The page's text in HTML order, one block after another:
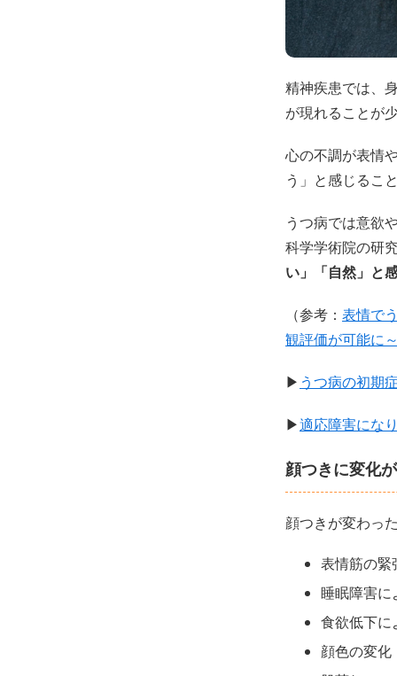
精神疾患では、
が現れることが
心の不調が表情
う」と感じるこ
うつ病では意欲
科学学術院の研
い」「自然」と
（参考： 表情で
観評価が可能に
▶ うつ病の初期
▶適応障害にな
顔つきに変化
顔つきが変わっ
表情筋の緊
睡眠障害に
食欲低下に
顔色の変化